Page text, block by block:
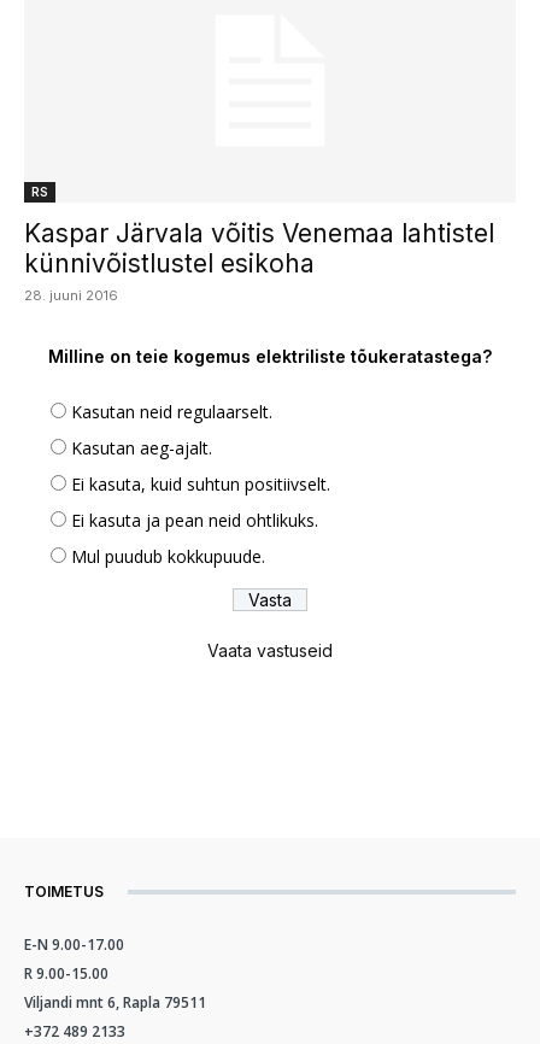
RS
Kaspar Järvala võitis Venemaa lahtistel
künnivõistlustel esikoha
28. juuni 2016
Milline on teie kogemus elektriliste tõukeratastega?
Kasutan neid regulaarselt.
Kasutan aeg-ajalt.
Ei kasuta, kuid suhtun positiivselt.
Ei kasuta ja pean neid ohtlikuks.
Mul puudub kokkupuude.
Vaata vastuseid
TOIMETUS
E-N 9.00-17.00
R 9.00-15.00
Viljandi mnt 6, Rapla 79511
+372 489 2133